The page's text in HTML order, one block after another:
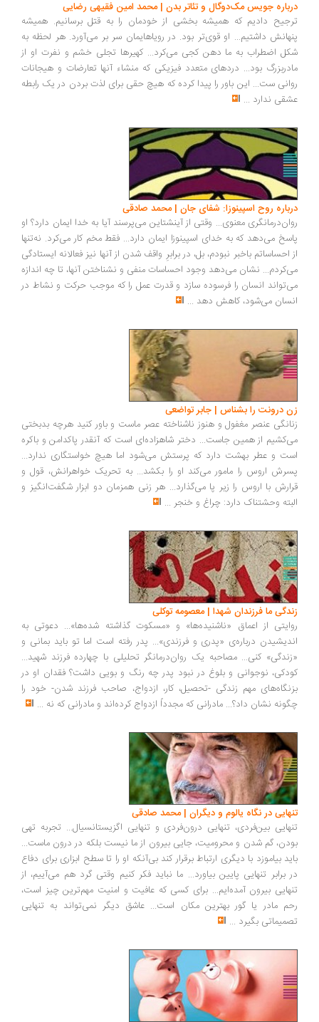
درباره جویس مک‌دوگال و تئاتر بدن | محمد امین فقیهی رضایی
ترجیح دادیم که همیشه بخشی از خودمان را به قتل برسانیم. همیشه
پنهانش داشتیم... او قوی‌تر بود. در رویاهایمان سر بر می‌آورد. هر لحظه به
شکل اضطراب به ما دهن کجی می‌کرد... کهیرها تجلی خشم و نفرت او از
مادربزرگ بود... درد‌های متعدد فیزیکی که منشاء آنها تعارضات و هیجانات
روانی ست... این باور را پیدا کرده که هیچ حقی برای لذت بردن در یک رابطه
عشقی ندارد ...
درباره روح اسپینوزا: شفای جان | محمد صادقی
روان‌درمانگری معنوی... وقتی از آینشتاین می‌پرسند آیا به خدا ایمان دارد؟ او
پاسخ می‌دهد که به خدای اسپینوزا ایمان دارد... فقط مخم کار می‌کرد. نه‌تنها
از احساساتم باخبر نبودم، بل، در برابرِ واقف ‌شدن از آنها نیز فعالانه ایستادگی
می‌کردم... نشان‌ می‌دهد وجود احساسات منفی و نشناختن آنها، تا چه اندازه
می‌تواند انسان را فرسوده سازد و قدرت عمل را که موجب حرکت و نشاط در
انسان می‌شود، کاهش دهد ...
زن درونت را بشناس | جابر تواضعی
زنانگی عنصر مغفول و هنوز ناشناخته عصر ماست و باور کنید هرچه بدبختی
می‌کشیم از همین جاست... دختر شاهزاده‌ای است که آنقدر پاکدامن و باکره
است و عطر بهشت دارد که پرستش می‌شود اما هیچ خواستگاری ندارد...
پسرش اروس را مامور می‌کند او را بکشد... به تحریک خواهرانش، قول و
قرارش با اروس را زیر پا می‌گذارد... هر زنی همزمان دو ابزار شگفت‌انگیز و
البته وحشتناک دارد: چراغ و خنجر ...
زندگی ما فرزندان شهدا | معصومه توکلی
روایتی از اعماق «ناشنیده‌ها» و «مسکوت‌ گذاشته شده‌ها»... دعوتی به
اندیشیدن درباره‌ی «پدری و فرزندی»... پدر رفته است اما تو باید بمانی و
«زندگی» کنی... مصاحبه یک روان‌درمانگر تحلیلی با چهارده فرزند شهید...
کودکی، نوجوانی و بلوغ در نبود پدر چه رنگ و بویی داشت؟ فقدان او در
بزنگاه‌های مهم زندگی -تحصیل، کار، ازدواج، صاحب فرزند شدن- خود را
چگونه نشان داد؟... مادرانی که مجدداً ازدواج کرده‌اند و مادرانی که نه ...
تنهایی در نگاه یالوم و دیگران | محمد صادقی
تنهایی بین‌فردی، تنهایی درون‌فردی و تنهایی اگزیستانسیال... تجربه تهی‌
بودن، گم ‌شدن و محرومیت، جایی بیرون از ما نیست بلکه در درون ماست...
باید بیاموزد با دیگری ارتباط برقرار کند بی‌آنکه او را تا سطح ابزاری برای دفاع
در برابر تنهایی پایین بیاورد... ما نباید فکر کنیم وقتی گرد هم می‌آییم، از
تنهایی بیرون آمده‌ایم... برای کسی که عافیت و امنیت مهم‌ترین چیز است،
رحم مادر یا گور بهترین مکان است... عاشق دیگر نمی‌تواند به تنهایی
تصمیماتی بگیرد ...